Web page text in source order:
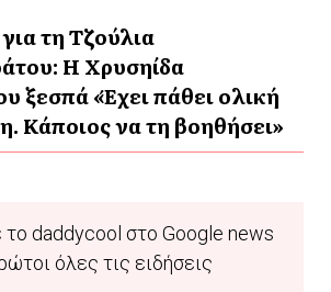
τη Τζούλια
Η Χρυσηίδα
ξεσπά «Έχει πάθει ολική
Κάποιος να τη βοηθήσει»
daddycool στο Google news
όλες τις ειδήσεις